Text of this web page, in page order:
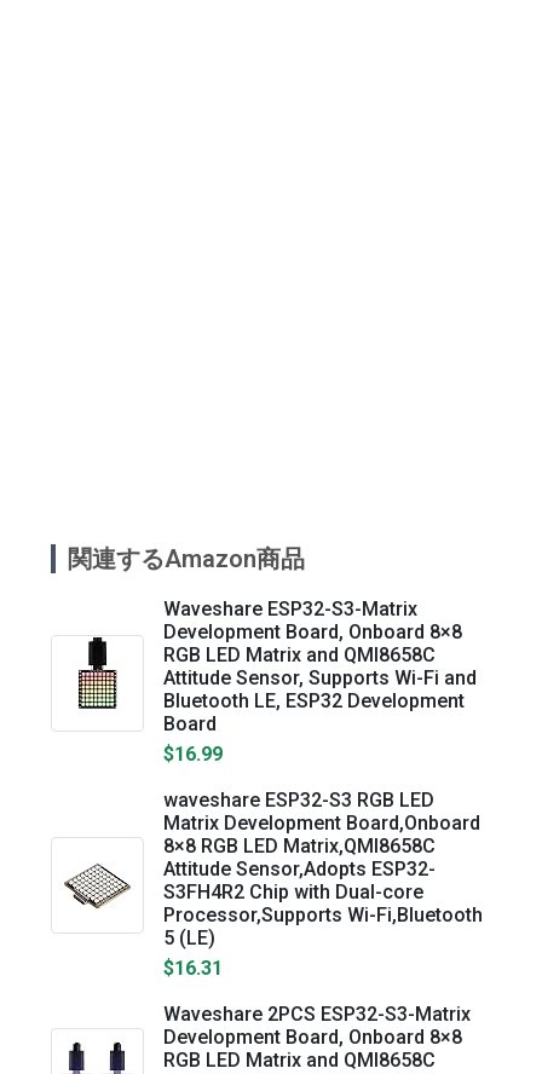
関連するAmazon商品
Waveshare ESP32-S3-Matrix
Development Board, Onboard 8×8
RGB LED Matrix and QMI8658C
Attitude Sensor, Supports Wi-Fi and
Bluetooth LE, ESP32 Development
Board
$16.99
waveshare ESP32-S3 RGB LED
Matrix Development Board,Onboard
8×8 RGB LED Matrix,QMI8658C
Attitude Sensor,Adopts ESP32-
S3FH4R2 Chip with Dual-core
Processor,Supports Wi-Fi,Bluetooth
5 (LE)
$16.31
Waveshare 2PCS ESP32-S3-Matrix
Development Board, Onboard 8×8
RGB LED Matrix and QMI8658C